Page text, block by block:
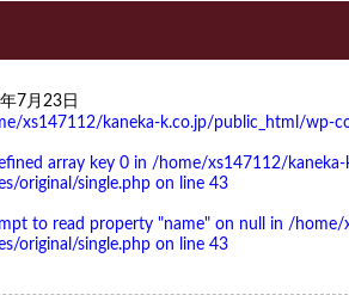
7月23日
xs147112/kaneka-k.co.jp/public_html/wp-
array key 0 in /home/xs147112/
original/single.php on line 43
to read property "name" on null in /home/
original/single.php on line 43